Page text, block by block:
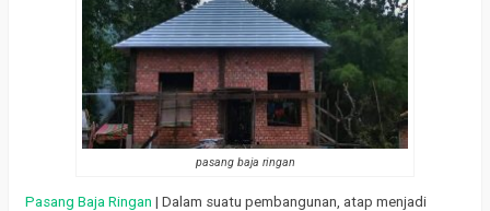
pasang baja ringan
Pasang Baja Ringan | Dalam suatu pembangunan, atap menjadi